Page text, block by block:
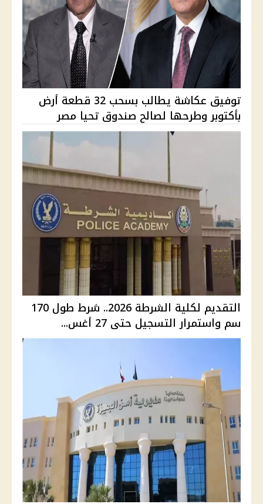
توفيق عكاشة يطالب بسحب 32 قطعة أرض
بأكتوبر وطرحها لصالح صندوق تحيا مصر
التقديم لكلية الشرطة 2026.. شرط طول 170
سم واستمرار التسجيل حتى 27 أغس...